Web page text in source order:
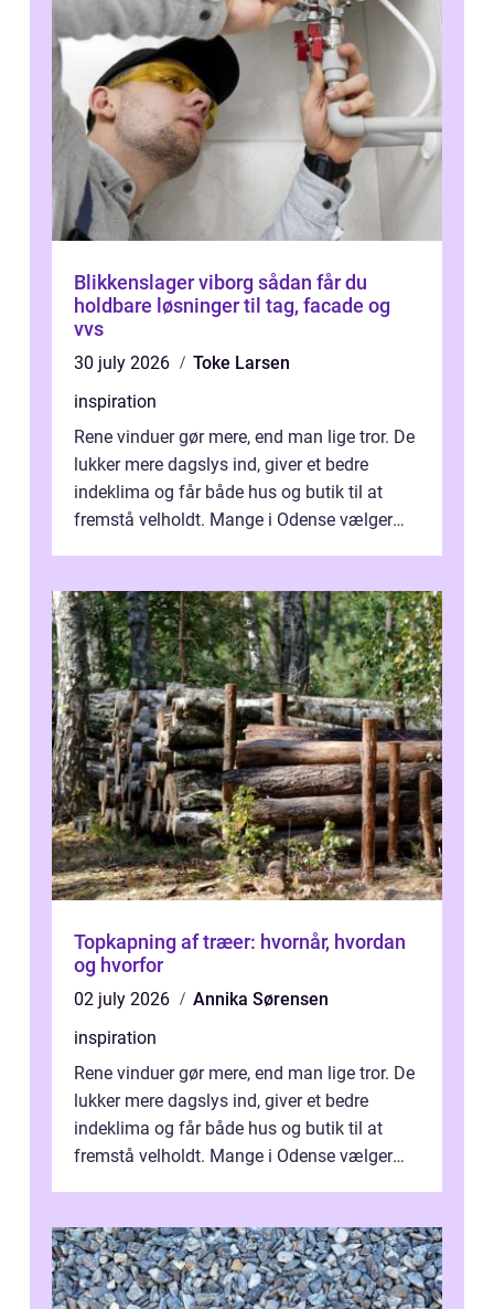
Blikkenslager viborg sådan får du
holdbare løsninger til tag, facade og
vvs
30 july 2026
Toke Larsen
inspiration
Rene vinduer gør mere, end man lige tror. De
lukker mere dagslys ind, giver et bedre
indeklima og får både hus og butik til at
fremstå velholdt. Mange i Odense vælger
Topkapning af træer: hvornår, hvordan
og hvorfor
02 july 2026
Annika Sørensen
inspiration
Rene vinduer gør mere, end man lige tror. De
lukker mere dagslys ind, giver et bedre
indeklima og får både hus og butik til at
fremstå velholdt. Mange i Odense vælger